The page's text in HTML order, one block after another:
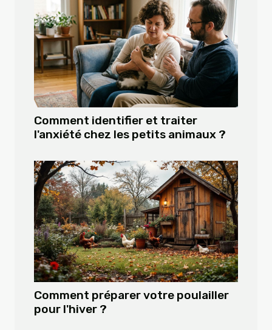
Comment identifier et traiter
l'anxiété chez les petits animaux ?
Comment préparer votre poulailler
pour l'hiver ?